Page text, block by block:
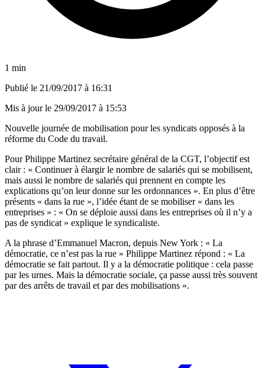
1 min
Publié le 21/09/2017 à 16:31
Mis à jour le 29/09/2017 à 15:53
Nouvelle journée de mobilisation pour les syndicats opposés à la
réforme du Code du travail.
Pour Philippe Martinez secrétaire général de la CGT, l’objectif est
clair : « Continuer à élargir le nombre de salariés qui se mobilisent,
mais aussi le nombre de salariés qui prennent en compte les
explications qu’on leur donne sur les ordonnances ». En plus d’être
présents « dans la rue », l’idée étant de se mobiliser « dans les
entreprises » : « On se déploie aussi dans les entreprises où il n’y a
pas de syndicat » explique le syndicaliste.
A la phrase d’Emmanuel Macron, depuis New York : « La
démocratie, ce n’est pas la rue » Philippe Martinez répond : « La
démocratie se fait partout. Il y a la démocratie politique : cela passe
par les urnes. Mais la démocratie sociale, ça passe aussi très souvent
par des arrêts de travail et par des mobilisations ».